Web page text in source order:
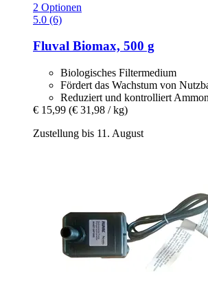
2 Optionen
5.0 (6)
Fluval Biomax, 500 g
Biologisches Filtermedium
Fördert das Wachstum von
Reduziert und kontrolliert
€ 15,99 (€ 31,98 / kg)
Zustellung bis 11. August